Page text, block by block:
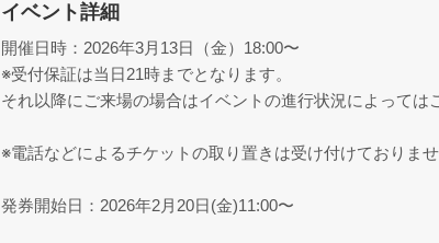
イベント詳細
開催日時：2026年3月13日（金）18:00〜
※受付保証は当日21時までとなります。
それ以降にご来場の場合はイベントの進行状況によって
※電話などによるチケットの取り置きは受け付けておりま
発券開始日：2026年2月20日(金)11:00〜